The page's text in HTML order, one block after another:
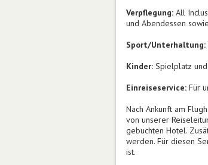
Verpflegung: All
und Abendessen
Sport/Unterhaltung:
Kinder: Spielplatz
Einreiseservice: Für
Nach Ankunft am
von unserer
gebuchten Hotel.
werden. Für diesen
ist.